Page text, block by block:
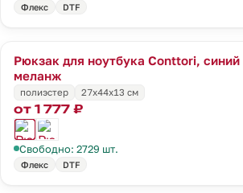
Флекс DTF
Рюкзак для ноутбука Conttori, синий
меланж
полиэстер 27х44х13 см
от 1 777 ₽
Свободно: 2729 шт.
Флекс DTF